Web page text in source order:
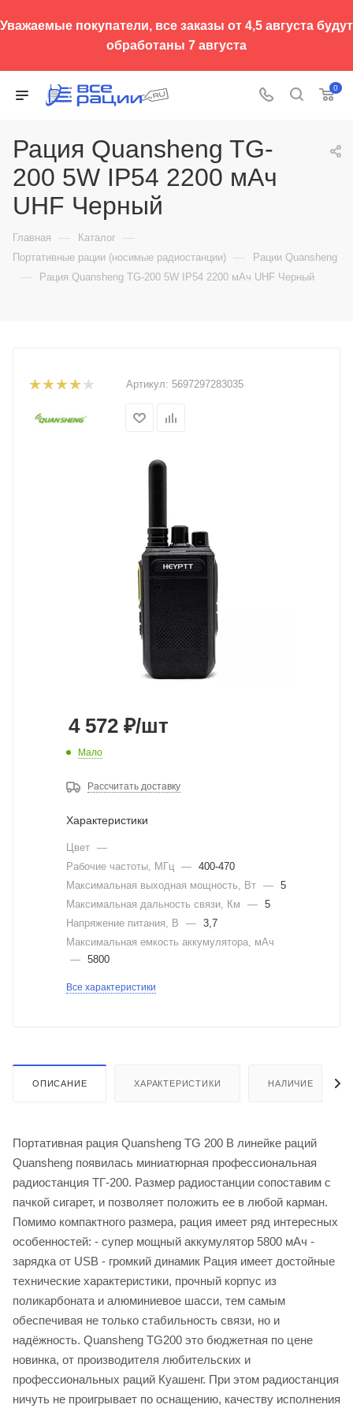
Уважаемые покупатели, все заказы от 4,5 августа будут
обработаны 7 августа
0
Рация Quansheng TG-
200 5W IP54 2200 мАч
UHF Черный
Главная — Каталог —
Портативные рации (носимые радиостанции) — Рации Quansheng
— Рация Quansheng TG-200 5W IP54 2200 мАч UHF Черный
Артикул: 5697297283035
4 572 ₽/шт
Мало
Рассчитать доставку
Характеристики
Цвет —
Рабочие частоты, МГц
— 400-470
Максимальная выходная мощность, Вт — 5
Максимальная дальность связи, Км
— 5
Напряжение питания, В
— 3,7
Максимальная емкость аккумулятора, мАч
— 5800
Все характеристики
ОПИСАНИЕ ХАРАКТЕРИСТИКИ НАЛИЧИЕ
Портативная рация Quansheng TG 200 В линейке раций
Quansheng появилась миниатюрная профессиональная
радиостанция ТГ-200. Размер радиостанции сопоставим с
пачкой сигарет, и позволяет положить ее в любой карман.
Помимо компактного размера, рация имеет ряд интересных
особенностей: - супер мощный аккумулятор 5800 мАч -
зарядка от USB - громкий динамик Рация имеет достойные
технические характеристики, прочный корпус из
поликарбоната и алюминиевое шасси, тем самым
обеспечивая не только стабильность связи, но и
надёжность. Quansheng TG200 это бюджетная по цене
новинка, от производителя любительских и
профессиональных раций Куашенг. При этом радиостанция
ничуть не проигрывает по оснащению, качеству исполнения